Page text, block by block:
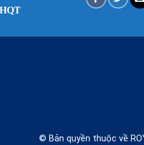
© Bản quyền thuộc về